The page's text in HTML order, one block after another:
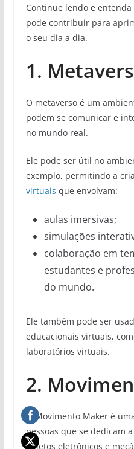
Continue lendo e
pode contribuir para
o seu dia a dia.
1.
O metaverso é um
podem se comunicar e
no mundo real.
Ele pode ser útil no
exemplo, permitindo a
virtuais que envolvam:
aulas imersivas;
simulações
colaboração em
estudantes e
do mundo.
Ele também pode ser
educacionais virtuais,
laboratórios virtuais.
2.
O Movimento Maker é
pessoas que se dedicam
objetos eletrônicos e